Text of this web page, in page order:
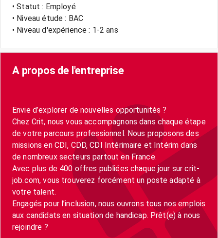
• Statut : Employé
• Niveau étude : BAC
• Niveau d'expérience : 1-2 ans
A propos de l'entreprise
Envie d’explorer de nouvelles opportunités ?
Chez Crit, nous vous accompagnons dans chaque étape
de votre parcours professionnel. Nous proposons des
missions en CDI, CDD, CDI Intérimaire et Intérim dans
de nombreux secteurs partout en France.
Avec plus de 400 offres publiées chaque jour sur crit-
job.com, vous trouverez forcément un poste adapté à
votre talent.
Engagés pour l’inclusion, nous ouvrons tous nos emplois
aux candidats en situation de handicap. Prêt(e) à nous